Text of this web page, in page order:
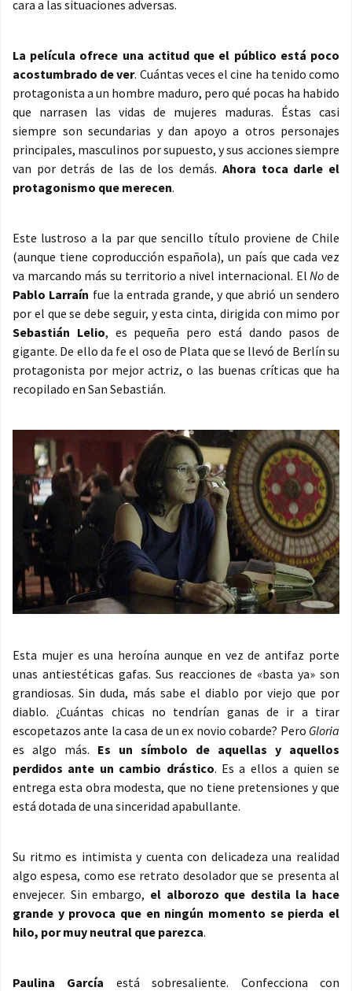
cara a las situaciones adversas.
La película ofrece una actitud que el público está poco
acostumbrado de ver. Cuántas veces el cine ha tenido como
protagonista a un hombre maduro, pero qué pocas ha habido
que narrasen las vidas de mujeres maduras. Éstas casi
siempre son secundarias y dan apoyo a otros personajes
principales, masculinos por supuesto, y sus acciones siempre
van por detrás de las de los demás. Ahora toca darle el
protagonismo que merecen.
Este lustroso a la par que sencillo título proviene de Chile
(aunque tiene coproducción española), un país que cada vez
va marcando más su territorio a nivel internacional. ElNo de
Pablo Larraín fue la entrada grande, y que abrió un sendero
por el que se debe seguir, y esta cinta, dirigida con mimo por
Sebastián Lelio, es pequeña pero está dando pasos de
gigante. De ello da fe el oso de Plata que se llevó de Berlín su
protagonista por mejor actriz, o las buenas críticas que ha
recopilado en San Sebastián.
Esta mujer es una heroína aunque en vez de antifaz porte
unas antiestéticas gafas. Sus reacciones de «basta ya» son
grandiosas. Sin duda, más sabe el diablo por viejo que por
diablo. ¿Cuántas chicas no tendrían ganas de ir a tirar
escopetazos ante la casa de un ex novio cobarde? Pero Gloria
es algo más. Es un símbolo de aquellas y aquellos
perdidos ante un cambio drástico. Es a ellos a quien se
entrega esta obra modesta, que no tiene pretensiones y que
está dotada de una sinceridad apabullante.
Su ritmo es intimista y cuenta con delicadeza una realidad
algo espesa, como ese retrato desolador que se presenta al
envejecer. Sin embargo, el alborozo que destila la hace
grande y provoca que en ningún momento se pierda el
hilo, por muy neutral que parezca.
Paulina García está sobresaliente. Confecciona con